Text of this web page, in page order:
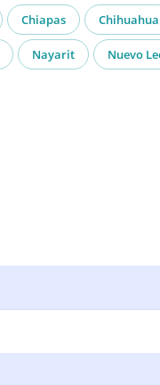
Chiapas Chihuahua
Nayarit Nuevo